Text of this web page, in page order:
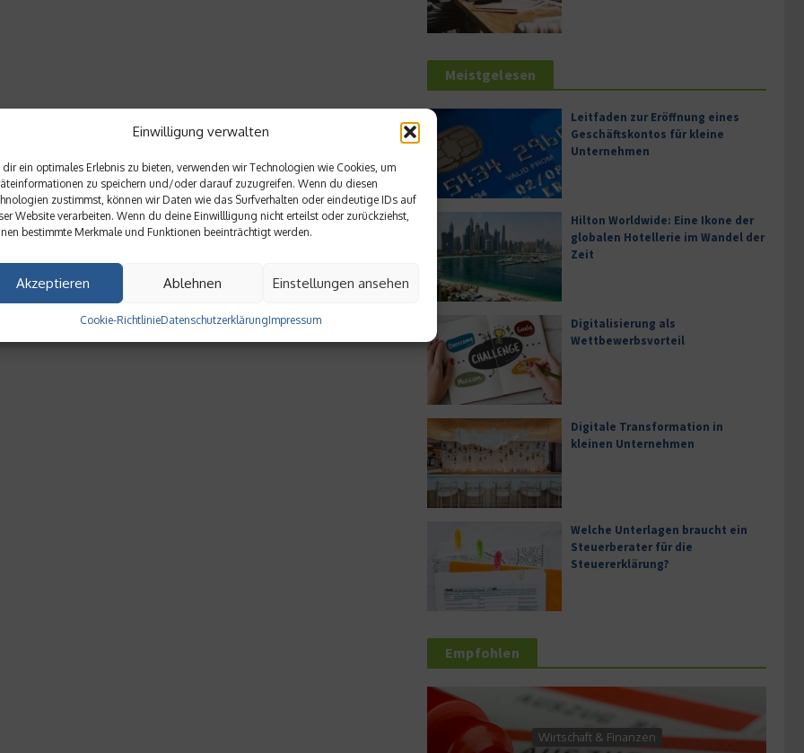
Einwilligung verwalten
dir ein optimales Erlebnis zu bieten, verwenden wir Technologien wie Cookies, um
zu speichern und/oder darauf zuzugreifen. Wenn du diesen
zustimmst, können wir Daten wie das Surfverhalten oder eindeutige IDs auf
Website verarbeiten. Wenn du deine Einwillligung nicht erteilst oder zurückziehst,
bestimmte Merkmale und Funktionen beeinträchtigt werden.
Akzeptieren Ablehnen Einstellungen ansehen
Cookie-RichtlinieDatenschutzerklärungImpressum
Meistgelesen
Leitfaden zur Eröffnung eines
Geschäftskontos für kleine
Unternehmen
Hilton Worldwide: Eine Ikone der
globalen Hotellerie im Wandel der
Zeit
Digitalisierung als
Wettbewerbsvorteil
Digitale Transformation in
kleinen Unternehmen
Welche Unterlagen braucht ein
Steuerberater für die
Steuererklärung?
Empfohlen